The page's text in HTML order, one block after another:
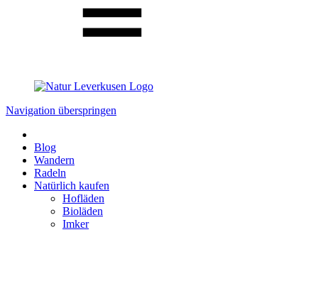
Navigation überspringen
Blog
Wandern
Radeln
Natürlich kaufen
Hofläden
Bioläden
Imker